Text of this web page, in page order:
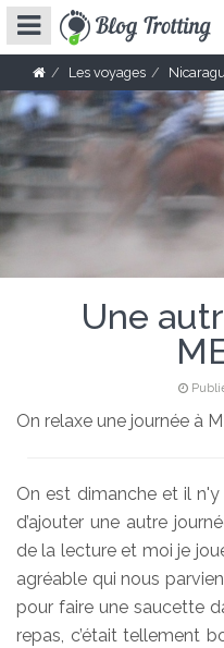
Les voyages
Une
On relaxe une journée à
On est dimanche et il
d’ajouter une autre
de la lecture et moi je
agréable qui nous
pour faire une saucette
repas, c’était tellement